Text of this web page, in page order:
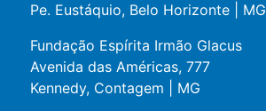
Pe. Eustáquio, Belo Horizonte | MG
Fundação Espírita Irmão Glacus
Avenida das Américas, 777
Kennedy, Contagem | MG